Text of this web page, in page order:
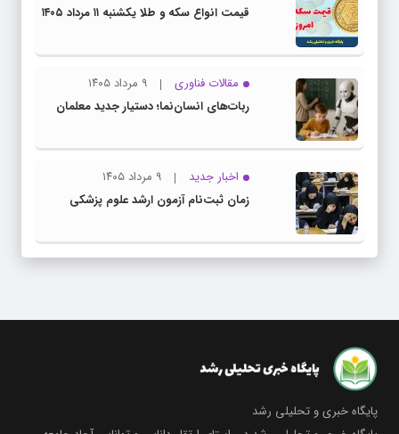
قیمت انواع سکه و طلا یکشنبه ۱۱ مرداد ۱۴۰۵
مقالات فناوری
۹ مرداد ۱۴۰۵
ربات‌های انسان‌نما؛ دستیار جدید معلمان
اخبار جدید
۹ مرداد ۱۴۰۵
زمان ثبت‌نام آزمون ارشد علوم پزشکی
پایگاه خبری و تحلیلی رشد